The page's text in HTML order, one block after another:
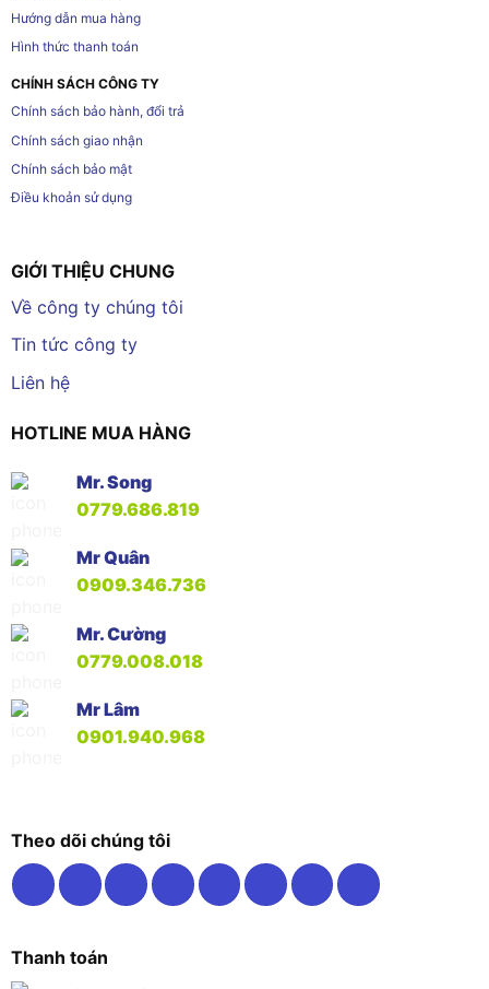
Hướng dẫn mua hàng
Hình thức thanh toán
CHÍNH SÁCH CÔNG TY
Chính sách bảo hành, đổi trả
Chính sách giao nhận
Chính sách bảo mật
Điều khoản sử dụng
GIỚI THIỆU CHUNG
Về công ty chúng tôi
Tin tức công ty
Liên hệ
HOTLINE MUA HÀNG
Mr. Song
0779.686.819
Mr Quân
0909.346.736
Mr. Cường
0779.008.018
Mr Lâm
0901.940.968
Theo dõi chúng tôi
Thanh toán